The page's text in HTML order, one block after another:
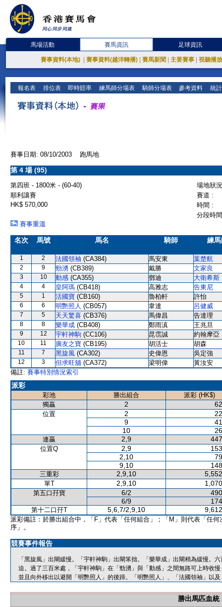
馬場活動 賽馬資訊 足球資訊
賽事資料(本地) 賽事資料(越洋轉播) 賽馬新聞 主要賽事 視聽播
報名表 排位表 即時賠率 練馬師分場表 騎師分場表 參考資料 統
賽事日期: 08/10/2003 跑馬地
第 4 場 (95)
第四班 - 1800米 - (60-40)
場地狀
順利讓賽
賽道 :
HK$ 570,000
時間 :
分段時
賽事重溫
名次 馬號 馬名 騎師 練
1 2 法國領袖 (CA384) 馬安東 葉楚航
2 9 勁湧 (CB389) 戴勝 文家良
3 10 動感 (CA355) 鄧迪 大衛希斯
4 4 皇阿瑪 (CB418) 高雅志 告東尼
5 1 活國寶 (CB160) 魯柏軒 許怡
6 6 明艷照人 (CB057) 韋達 呂健威
7 5 天天驚喜 (CB376) 馬偉昌 告達理
8 8 樂華成 (CB408) 鄭雨滇 王兆旦
9 12 宇軒神駒 (CC106) 昆霑誠 約翰摩亞
10 11 廣友之寶 (CB195) 胡活士 胡森
11 7 黑旋風 (CA302) 史偉恩 吳定強
12 3 但求旺舖 (CA372) 梁明偉
黃汝安
備註: 賽事特別情況索引
派彩
彩池 勝出組合
派彩 (HK$)
獨贏
2
位置 2
9
10
連贏 2,9
位置Q 2,9
2,10
9,10
三重彩 2,9,10
單T 2,9,10
第五口孖寶 6/2
6/9
第十二口孖T 5,6,7/2,9,10
派彩備註：於勝出組合中，「F」代表「任何組合」；「M」則代表「任何
序」。
競賽事件報告
「黑旋風」出閘緩慢。「宇軒神駒」出閘笨拙。「樂華成」出閘稍為緩慢。
迫。過了三百米處，「宇軒神駒」在「勁湧」與「動感」之間無路可上時收
並且向外移出以避開「明艷照人」的後蹄。「明艷照人」、「法國領袖」以
勝出馬匹血統